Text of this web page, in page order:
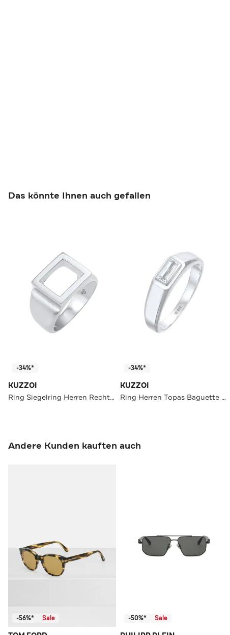
Das könnte Ihnen auch gefallen
-34%*
KUZZOI
Ring Siegelring Herren Rechteckig 925 Silber
-34%*
KUZZOI
Ring Herren Topas Baguette 925 Silber Silber
Andere Kunden kauften auch
-56%* Sale -50%* Sale